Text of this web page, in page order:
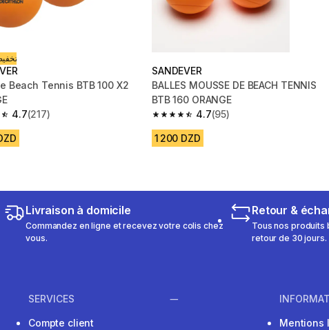
Beach Tennis BTB 100 X2
4.7
of 5 stars from 217 reviews
(217)
SANDEVER
BALLES MOUSSE DE BEACH TENNIS
BTB 160 ORANGE
4.7
4.7 out of 5 stars from 95 reviews
(95)
1 200 DZD
Livraison à domicile
Commandez en ligne et recevez votre colis chez
vous.
Retour &
Tous nos
retour de 30 jours.
SERVICES
Compte client
Mentions